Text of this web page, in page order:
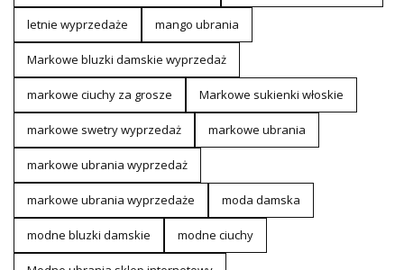
letnie wyprzedaże mango ubrania
Markowe bluzki damskie wyprzedaż
markowe ciuchy za grosze Markowe sukienki włoskie
markowe swetry wyprzedaż markowe ubrania
markowe ubrania wyprzedaż
markowe ubrania wyprzedaże moda damska
modne bluzki damskie modne ciuchy